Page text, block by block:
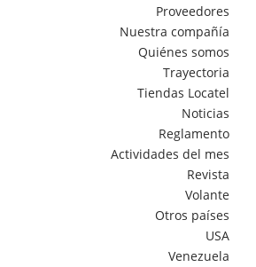
Proveedores
Nuestra compañía
Quiénes somos
Trayectoria
Tiendas Locatel
Noticias
Reglamento
Actividades del mes
Revista
Volante
Otros países
USA
Venezuela